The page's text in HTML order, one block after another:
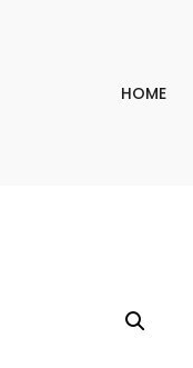
HOME
PESQUISAR